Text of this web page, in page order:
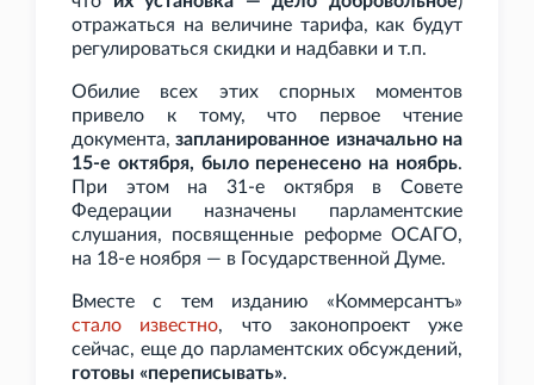
отражаться на величине тарифа, как будут
регулироваться скидки и надбавки и т.п.
Обилие всех этих спорных моментов
привело к тому, что первое чтение
документа,запланированное изначально на
15-е октября, было перенесено на ноябрь.
При этом на 31-е октября в Совете
Федерации назначены парламентские
слушания, посвященные реформе ОСАГО,
на 18-е ноября — в Государственной Думе.
Вместе с тем изданию «Коммерсантъ»
стало известно, что законопроект уже
сейчас, еще до парламентских обсуждений,
готовы «переписывать».